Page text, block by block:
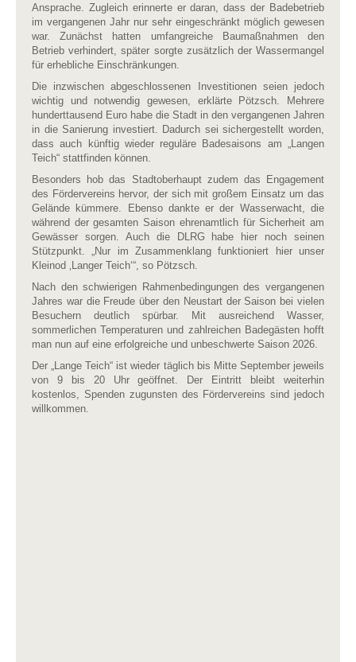
Ansprache. Zugleich erinnerte er daran, dass der Badebetrieb
im vergangenen Jahr nur sehr eingeschränkt möglich gewesen
war. Zunächst hatten umfangreiche Baumaßnahmen den
Betrieb verhindert, später sorgte zusätzlich der Wassermangel
für erhebliche Einschränkungen.
Die inzwischen abgeschlossenen Investitionen seien jedoch
wichtig und notwendig gewesen, erklärte Pötzsch. Mehrere
hunderttausend Euro habe die Stadt in den vergangenen Jahren
in die Sanierung investiert. Dadurch sei sichergestellt worden,
dass auch künftig wieder reguläre Badesaisons am „Langen
Teich“ stattfinden können.
Besonders hob das Stadtoberhaupt zudem das Engagement
des Fördervereins hervor, der sich mit großem Einsatz um das
Gelände kümmere. Ebenso dankte er der Wasserwacht, die
während der gesamten Saison ehrenamtlich für Sicherheit am
Gewässer sorgen. Auch die DLRG habe hier noch seinen
Stützpunkt. „Nur im Zusammenklang funktioniert hier unser
Kleinod ‚Langer Teich‘“, so Pötzsch.
Nach den schwierigen Rahmenbedingungen des vergangenen
Jahres war die Freude über den Neustart der Saison bei vielen
Besuchern deutlich spürbar. Mit ausreichend Wasser,
sommerlichen Temperaturen und zahlreichen Badegästen hofft
man nun auf eine erfolgreiche und unbeschwerte Saison 2026.
Der „Lange Teich“ ist wieder täglich bis Mitte September jeweils
von 9 bis 20 Uhr geöffnet. Der Eintritt bleibt weiterhin
kostenlos, Spenden zugunsten des Fördervereins sind jedoch
willkommen.